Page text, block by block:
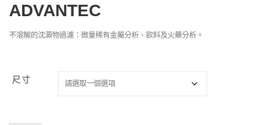
ADVANTEC
不溶解的沈澱物過濾：微量稀有金屬分析、飲料及火藥分析。
尺寸